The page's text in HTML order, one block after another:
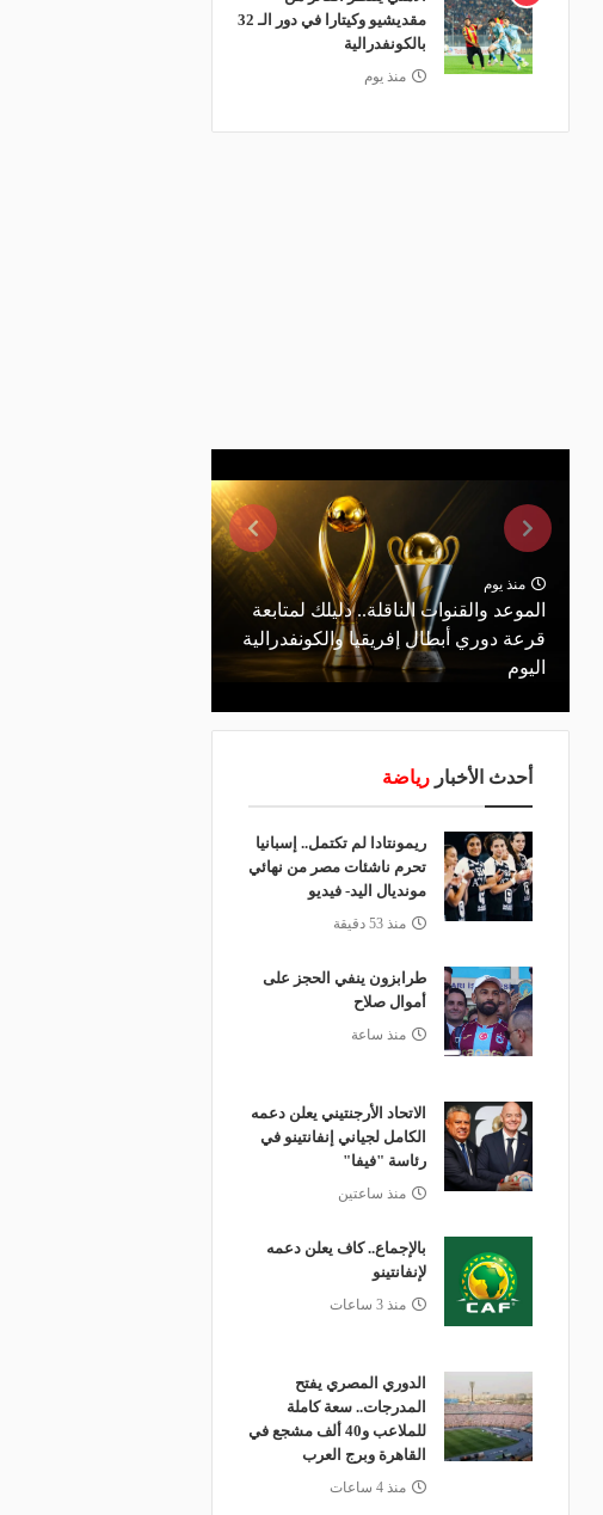
مقديشيو وكيتارا في دور الـ 32
بالكونفدرالية
منذ يوم
منذ يوم
الموعد والقنوات الناقلة.. دليلك لمتابعة
قرعة دوري أبطال إفريقيا والكونفدرالية
اليوم
أحدث الأخبار رياضة
ريمونتادا لم تكتمل.. إسبانيا
تحرم ناشئات مصر من نهائي
مونديال اليد- فيديو
منذ 53 دقيقة
طرابزون ينفي الحجز على
أموال صلاح
منذ ساعة
الاتحاد الأرجنتيني يعلن دعمه
الكامل لجياني إنفانتينو في
رئاسة "فيفا"
منذ ساعتين
بالإجماع.. كاف يعلن دعمه
لإنفانتينو
منذ 3 ساعات
الدوري المصري يفتح
المدرجات.. سعة كاملة
للملاعب و40 ألف مشجع في
القاهرة وبرج العرب
منذ 4 ساعات